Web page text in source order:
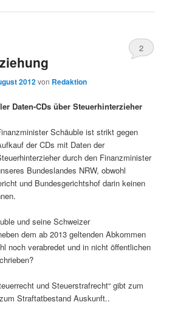
2012von Redaktion
2
Daten-CDs über Steuerhinterzieher
Schäuble ist strikt gegen
der CDs mit Daten der
durch den Finanzminister
Bundeslandes NRW, obwohl
und Bundesgerichtshof darin keinen
und seine Schweizer
dem ab 2013 geltenden Abkommen
noch verabredet und in nicht öffentlichen
und Steuerstrafrecht“ gibt zum
Straftatbestand Auskunft..